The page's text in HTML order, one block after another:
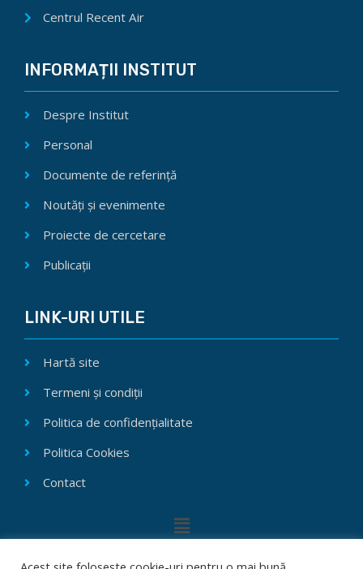
Centrul Recent Air
INFORMAȚII INSTITUT
Despre Institut
Personal
Documente de referință
Noutăți și evenimente
Proiecte de cercetare
Publicații
LINK-URI UTILE
Hartă site
Termeni și condiții
Politica de confidențialitate
Politica Cookies
Contact